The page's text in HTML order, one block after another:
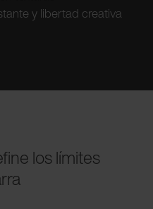
y libertad creativa
los límites